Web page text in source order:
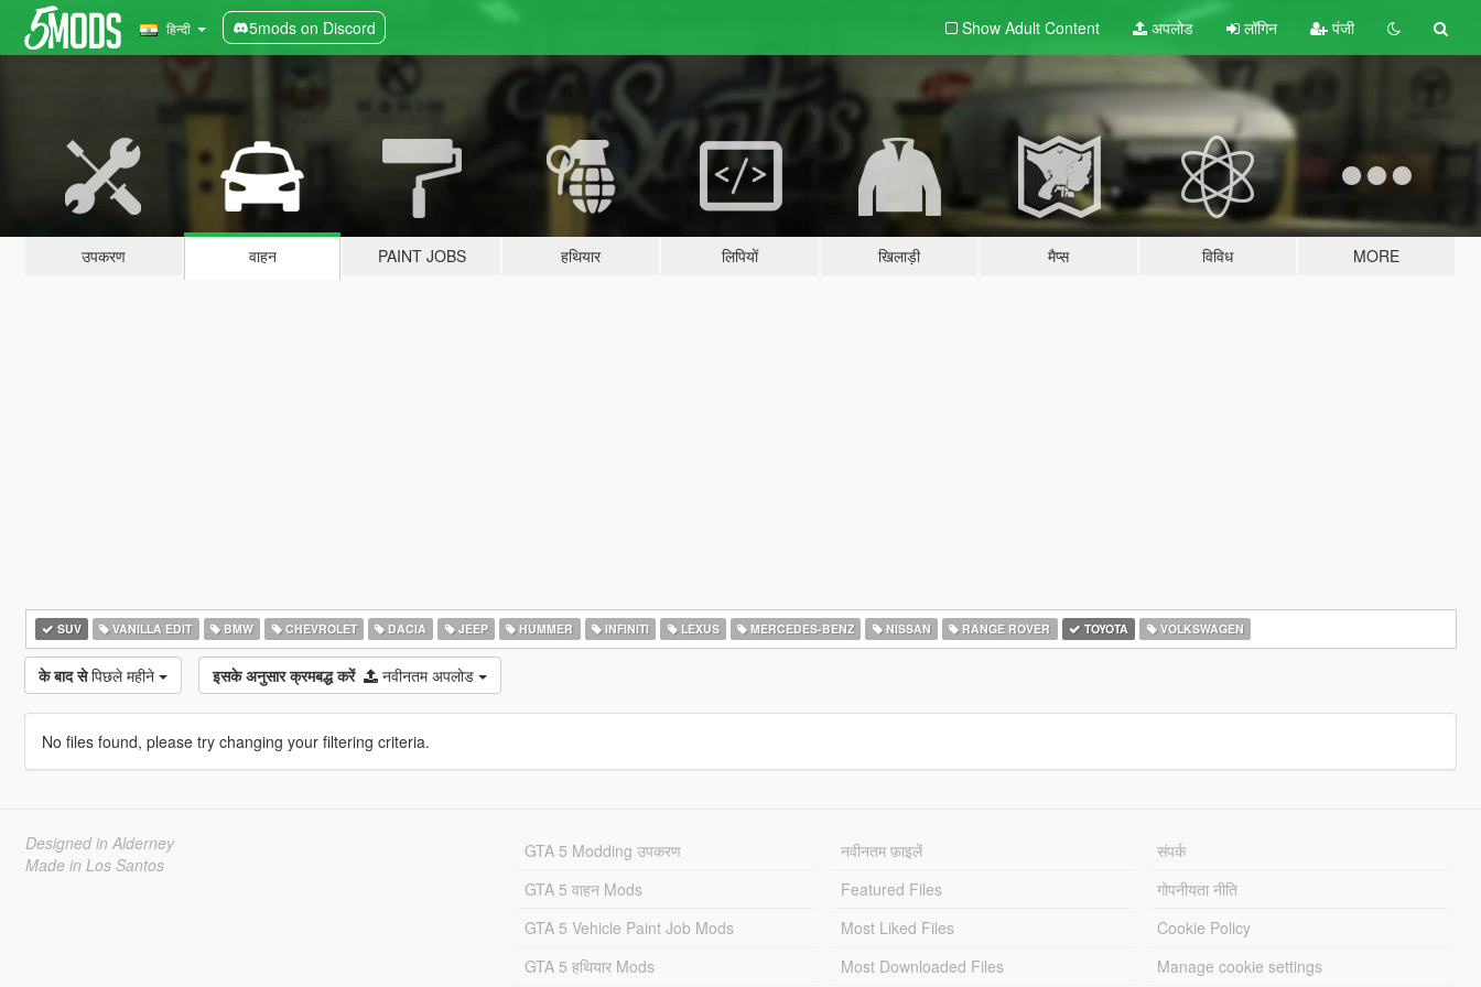
हिन्दी 5mods on Discord Show Adult Content अपलोड लॉगिन पंजी
उपकरण वाहन PAINT JOBS हथियार लिपियों खिलाड़ी मैप्स विविध MORE
SUV VANILLA EDIT BMW CHEVROLET DACIA JEEP HUMMER INFINITI LEXUS MERCEDES-BENZ NISSAN RANGE ROVER TOYOTA VOLKSWAGEN
के बाद से पिछले महीने इसके अनुसार क्रमबद्ध करें नवीनतम अपलोड
No files found, please try changing your filtering criteria.
Designed in Alderney
Made in Los Santos
GTA 5 Modding उपकरण
GTA 5 वाहन Mods
GTA 5 Vehicle Paint Job Mods
GTA 5 हथियार Mods
नवीनतम फ़ाइलें
Featured Files
Most Liked Files
Most Downloaded Files
संपर्क
गोपनीयता नीति
Cookie Policy
Manage cookie settings